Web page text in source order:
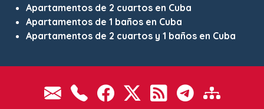
Apartamentos de 2 cuartos en Cuba
Apartamentos de 1 baños en Cuba
Apartamentos de 2 cuartos y 1 baños en Cuba